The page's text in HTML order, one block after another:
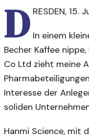
D RESDEN, 15.
In einem
Becher Kaffee
Co Ltd zieht meine
Interesse der
soliden
Hanmi Science, mit